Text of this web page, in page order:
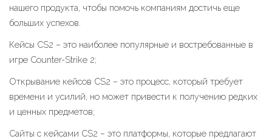
нашего продукта, чтобы помочь компаниям достичь еще
больших успехов.
Кейсы CS2 – это наиболее популярные и востребованные в
игре Counter-Strike 2;
Открывание кейсов CS2 – это процесс, который требует
времени и усилий, но может привести к получению редких
и ценных предметов;
Сайты с кейсами CS2 – это платформы, которые предлагают